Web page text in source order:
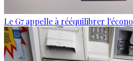
Le G7 appelle à rééquilibrer